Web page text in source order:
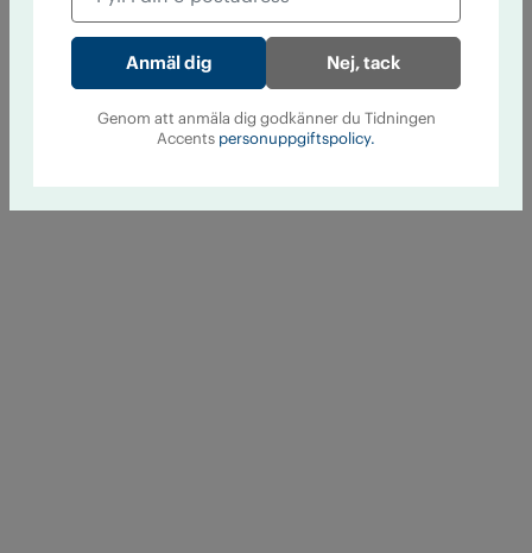
Nej, tack
Genom att anmäla dig godkänner du Tidningen
Accents personuppgiftspolicy.